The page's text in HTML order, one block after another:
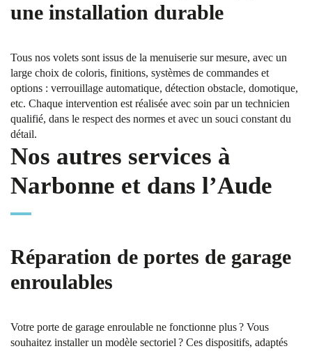
une installation durable
Tous nos volets sont issus de la menuiserie sur mesure, avec un
large choix de coloris, finitions, systèmes de commandes et
options : verrouillage automatique, détection obstacle, domotique,
etc. Chaque intervention est réalisée avec soin par un technicien
qualifié, dans le respect des normes et avec un souci constant du
détail.
Nos autres services à
Narbonne et dans l’Aude
Réparation de portes de garage
enroulables
Votre porte de garage enroulable ne fonctionne plus ? Vous
souhaitez installer un modèle sectoriel ? Ces dispositifs, adaptés